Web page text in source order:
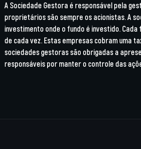
A Sociedade Gestora é responsável pela
proprietários são sempre os acionistas. A
investimento onde o fundo é investido.
de cada vez. Estas empresas cobram uma
sociedades gestoras são obrigadas a
responsáveis por manter o controle das